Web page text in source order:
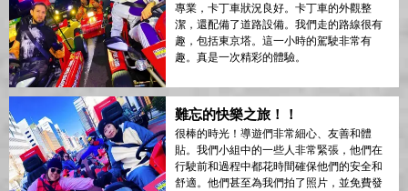
專業，卡丁車狀況良好。卡丁車的外觀整
潔，還配備了道路設備。我們走的路線很有
趣，包括東京塔。這一小時的駕駛非常有
趣。真是一次精彩的體驗。
難忘的快樂之旅！！
很棒的時光！導遊們非常細心、友善和體
貼。我們小組中的一些人非常緊張，他們在
行駛前和過程中都花時間確保他們的安全和
舒適。他們甚至為我們拍了照片，並免費發